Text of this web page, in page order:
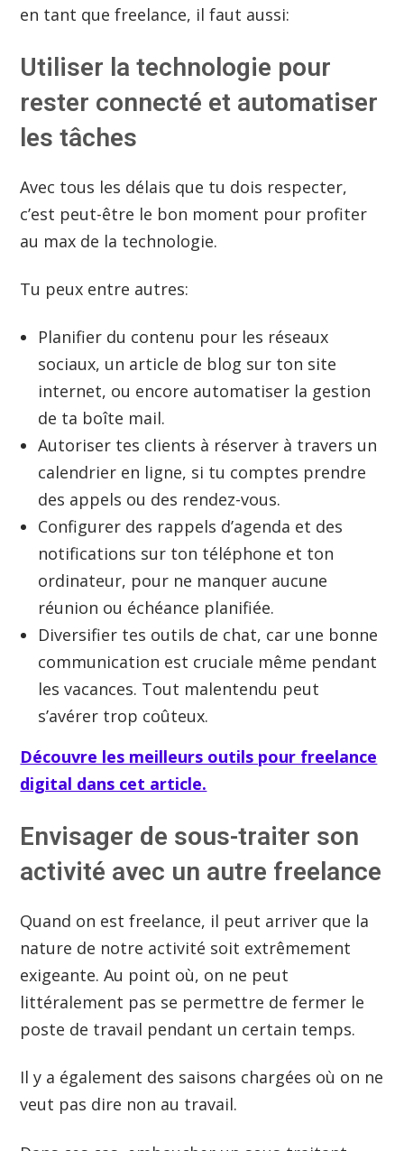
en tant que freelance, il faut aussi:
Utiliser la technologie pour
rester connecté et automatiser
les tâches
Avec tous les délais que tu dois respecter,
c’est peut-être le bon moment pour profiter
au max de la technologie.
Tu peux entre autres:
Planifier du contenu pour les réseaux
sociaux, un article de blog sur ton site
internet, ou encore automatiser la gestion
de ta boîte mail.
Autoriser tes clients à réserver à travers un
calendrier en ligne, si tu comptes prendre
des appels ou des rendez-vous.
Configurer des rappels d’agenda et des
notifications sur ton téléphone et ton
ordinateur, pour ne manquer aucune
réunion ou échéance planifiée.
Diversifier tes outils de chat, car une bonne
communication est cruciale même pendant
les vacances. Tout malentendu peut
s’avérer trop coûteux.
Découvre les meilleurs outils pour freelance
digital dans cet article.
Envisager de sous-traiter son
activité avec un autre freelance
Quand on est freelance, il peut arriver que la
nature de notre activité soit extrêmement
exigeante. Au point où, on ne peut
littéralement pas se permettre de fermer le
poste de travail pendant un certain temps.
Il y a également des saisons chargées où on ne
veut pas dire non au travail.